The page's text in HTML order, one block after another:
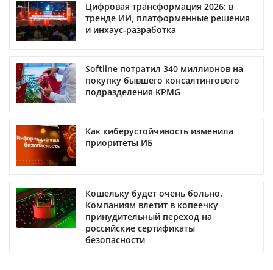
Цифровая трансформация 2026: в
тренде ИИ, платформенные решения
и инхаус-разработка
Softline потратил 340 миллионов на
покупку бывшего консалтингового
подразделения KPMG
Как киберустойчивость изменила
приоритеты ИБ
Кошельку будет очень больно.
Компаниям влетит в копеечку
принудительный переход на
российские сертификаты
безопасности